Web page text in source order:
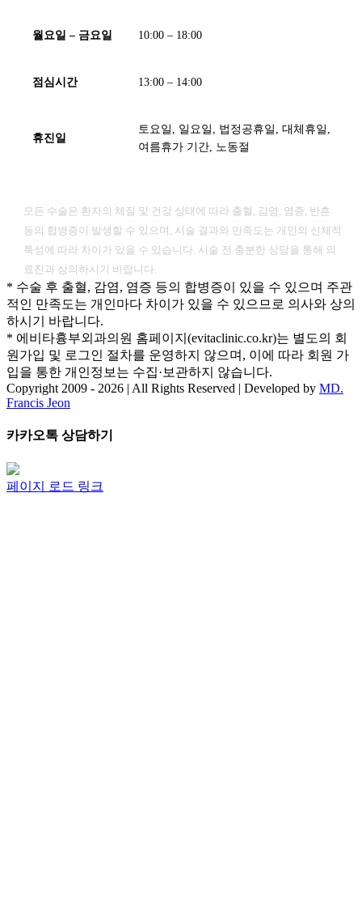
월요일 – 금요일 10:00 – 18:00
점심시간 13:00 – 14:00
휴진일
토요일, 일요일, 법정공휴일, 대체휴일,
여름휴가 기간, 노동절
모든 수술은 환자의 체질 및 건강 상태에 따라 출혈, 감염, 염증, 반흔
등의 합병증이 발생할 수 있으며, 시술 결과와 만족도는 개인의 신체적
특성에 따라 차이가 있을 수 있습니다. 시술 전 충분한 상담을 통해 의
료진과 상의하시기 바랍니다.
* 수술 후 출혈, 감염, 염증 등의 합병증이 있을 수 있으며 주관
적인 만족도는 개인마다 차이가 있을 수 있으므로 의사와 상의
하시기 바랍니다.
* 에비타흉부외과의원 홈페이지(evitaclinic.co.kr)는 별도의 회
원가입 및 로그인 절차를 운영하지 않으며, 이에 따라 회원 가
입을 통한 개인정보는 수집·보관하지 않습니다.
Copyright 2009 - 2026 | All Rights Reserved | Developed by MD.
Francis Jeon
Toggle
Bar
Area
카카오톡 상담하기
페이지 로드 링크